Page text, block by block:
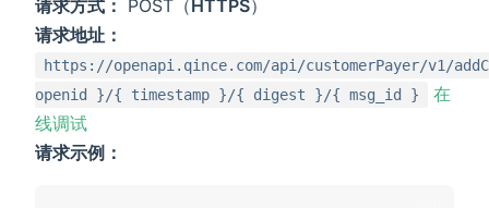
请求方式： POST（HTTPS）
请求地址：
https://openapi.qince.com/api/customerPayer/v1/
openid }/{ timestamp }/{ digest }/{ msg_id }
在
线调试
请求示例：